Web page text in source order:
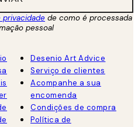
privacidade de como é processada
pessoal
Desenio Art Advice
Serviço de clientes
Acompanhe a sua
encomenda
Condições de compra
Política de